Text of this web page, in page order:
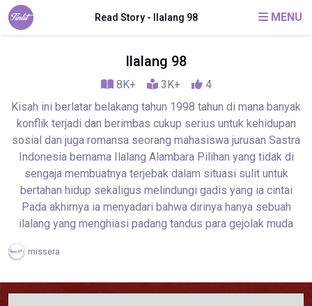
Read Story - Ilalang 98 MENU
Ilalang 98
8K+ 3K+
4
Kisah ini berlatar belakang tahun 1998 tahun di mana banyak
konflik terjadi dan berimbas cukup serius untuk kehidupan
sosial dan juga romansa seorang mahasiswa jurusan Sastra
Indonesia bernama Ilalang Alambara Pilihan yang tidak di
sengaja membuatnya terjebak dalam situasi sulit untuk
bertahan hidup sekaligus melindungi gadis yang ia cintai
Pada akhirnya ia menyadari bahwa dirinya hanya sebuah
ilalang yang menghiasi padang tandus para gejolak muda
missera